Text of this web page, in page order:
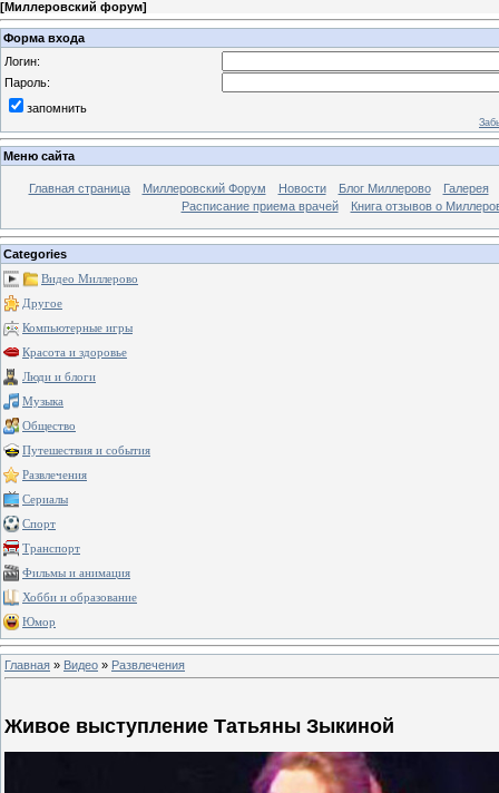
[Миллеровский форум]
Форма входа
Логин:
Пароль:
запомнить
Меню сайта
Главная страница Миллеровский Форум Новости Блог Миллерово
Галерея
Расписание приема врачей
Книга отзывов о
Categories
Видео Миллерово
Другое
Компьютерные игры
Красота и здоровье
Люди и блоги
Музыка
Общество
Путешествия и события
Развлечения
Сериалы
Спорт
Транспорт
Фильмы и анимация
Хобби и образование
Юмор
Главная » Видео » Развлечения
Живое выступление Татьяны Зыкиной